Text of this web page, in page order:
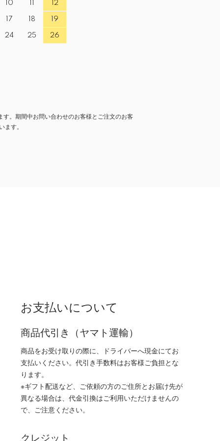
10 12
17 18 19
24 25 26
。期間中お問い合わせのお客様とご注文のお客
ます。
お支払いについて
商品代引き（ヤマト運輸）
商品をお受け取りの際に、ドライバーへ現金にてお
支払いください。代引き手数料はお客様ご負担とな
ります。
※ギフト配送など、ご依頼の方のご住所とお届け先が
異なる場合は、代金引換はご利用いただけませんの
で、ご注意ください。
クレジット